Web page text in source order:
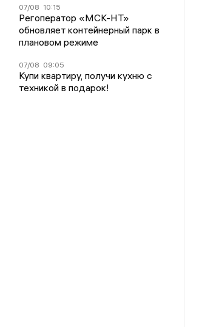
07/08 10:15
Регоператор «МСК-НТ»
обновляет контейнерный парк в
плановом режиме
07/08 09:05
Купи квартиру, получи кухню с
техникой в подарок!